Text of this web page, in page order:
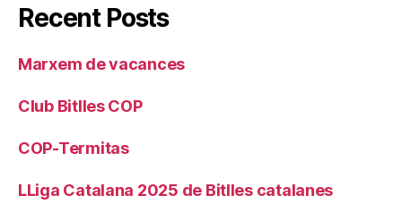
Recent Posts
Marxem de vacances
Club Bitlles COP
COP-Termitas
LLiga Catalana 2025 de Bitlles catalanes